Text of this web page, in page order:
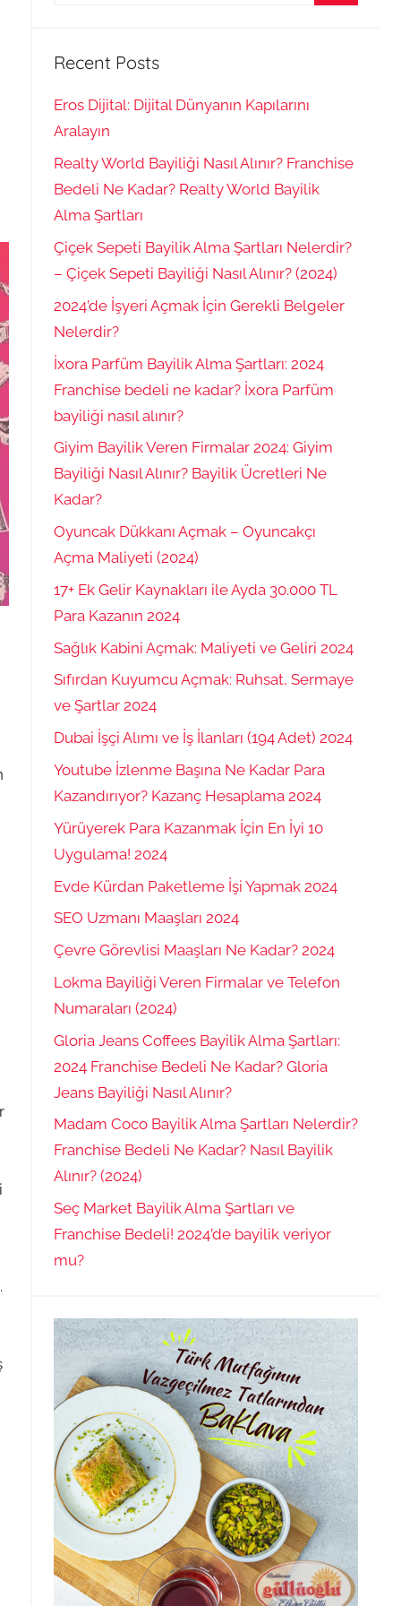
Recent Posts
Eros Dijital: Dijital Dünyanın Kapılarını
Aralayın
Realty World Bayiliği Nasıl Alınır? Franchise
Bedeli Ne Kadar? Realty World Bayilik
Alma Şartları
Çiçek Sepeti Bayilik Alma Şartları Nelerdir?
– Çiçek Sepeti Bayiliği Nasıl Alınır? (2024)
2024’de İşyeri Açmak İçin Gerekli Belgeler
Nelerdir?
İxora Parfüm Bayilik Alma Şartları: 2024
Franchise bedeli ne kadar? İxora Parfüm
bayiliği nasıl alınır?
Giyim Bayilik Veren Firmalar 2024: Giyim
Bayiliği Nasıl Alınır? Bayilik Ücretleri Ne
Kadar?
Oyuncak Dükkanı Açmak – Oyuncakçı
Açma Maliyeti (2024)
17+ Ek Gelir Kaynakları ile Ayda 30.000 TL
Para Kazanın 2024
Sağlık Kabini Açmak: Maliyeti ve Geliri 2024
Sıfırdan Kuyumcu Açmak: Ruhsat, Sermaye
ve Şartlar 2024
Dubai İşçi Alımı ve İş İlanları (194 Adet) 2024
Youtube İzlenme Başına Ne Kadar Para
Kazandırıyor? Kazanç Hesaplama 2024
Yürüyerek Para Kazanmak İçin En İyi 10
Uygulama! 2024
Evde Kürdan Paketleme İşi Yapmak 2024
SEO Uzmanı Maaşları 2024
Çevre Görevlisi Maaşları Ne Kadar? 2024
Lokma Bayiliği Veren Firmalar ve Telefon
Numaraları (2024)
Gloria Jeans Coffees Bayilik Alma Şartları:
2024 Franchise Bedeli Ne Kadar? Gloria
Jeans Bayiliği Nasıl Alınır?
Madam Coco Bayilik Alma Şartları Nelerdir?
Franchise Bedeli Ne Kadar? Nasıl Bayilik
Alınır? (2024)
Seç Market Bayilik Alma Şartları ve
Franchise Bedeli! 2024’de bayilik veriyor
mu?